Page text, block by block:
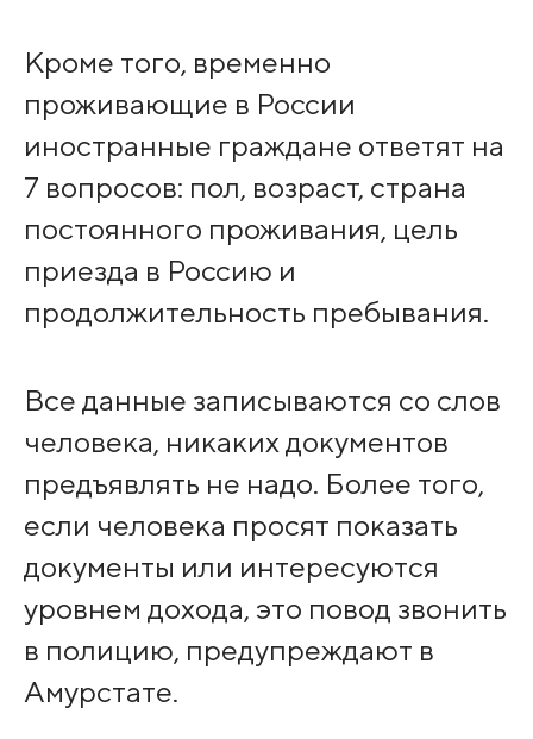
Кроме того, временно
проживающие в России
иностранные граждане ответят на
7 вопросов: пол, возраст, страна
постоянного проживания, цель
приезда в Россию и
продолжительность пребывания.
Все данные записываются со слов
человека, никаких документов
предъявлять не надо. Более того,
если человека просят показать
документы или интересуются
уровнем дохода, это повод звонить
в полицию, предупреждают в
Амурстате.